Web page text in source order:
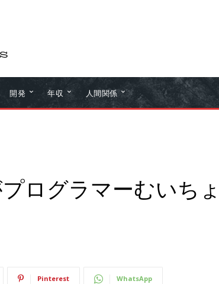
開発 年収 人間関係
ログラマーむいち
Pinterest WhatsApp